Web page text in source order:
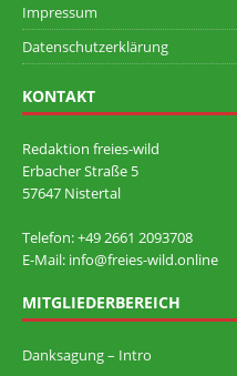
Impressum
Datenschutzerklärung
KONTAKT
Redaktion freies-wild
Erbacher Straße 5
57647 Nistertal
Telefon: +49 ‭2661 2093708
E-Mail: info@freies-wild.online
MITGLIEDERBEREICH
Danksagung – Intro